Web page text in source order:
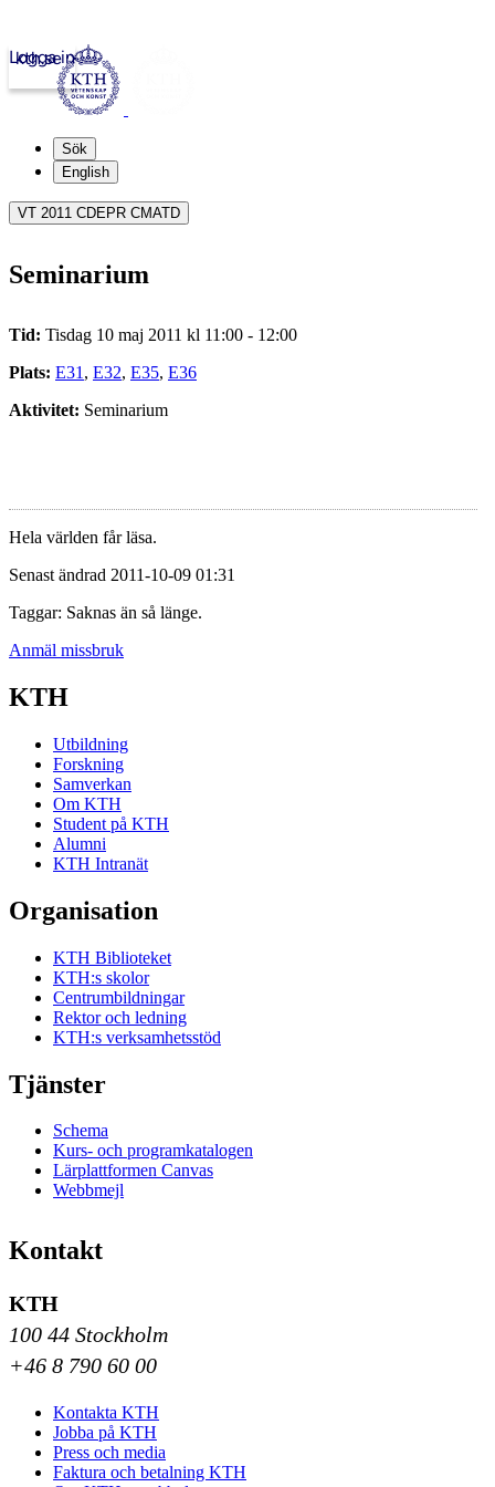
kth.se
Logga in
Sök
English
VT 2011 CDEPR CMATD
Seminarium
Tid: Tisdag 10 maj 2011 kl 11:00 - 12:00
Plats: E31 , E32, E35, E36
Aktivitet: Seminarium
Hela världen får läsa.
Senast ändrad 2011-10-09 01:31
Taggar: Saknas än så länge.
Anmäl missbruk
KTH
Utbildning
Forskning
Samverkan
Om KTH
Student på KTH
Alumni
KTH Intranät
Organisation
KTH Biblioteket
KTH:s skolor
Centrumbildningar
Rektor och ledning
KTH:s verksamhetsstöd
Tjänster
Schema
Kurs- och programkatalogen
Lärplattformen Canvas
Webbmejl
Kontakt
KTH
100 44 Stockholm
+46 8 790 60 00
Kontakta KTH
Jobba på KTH
Press och media
Faktura och betalning KTH